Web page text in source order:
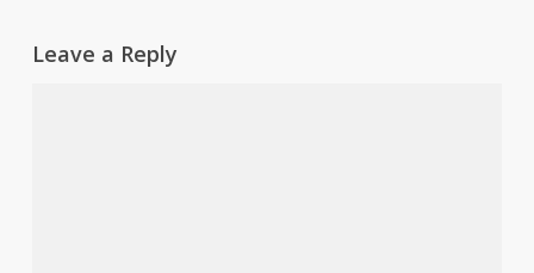
Leave a Reply